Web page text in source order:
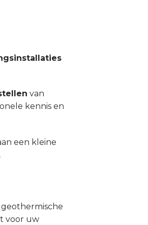
van
kennis en
een kleine
geothermische
voor uw